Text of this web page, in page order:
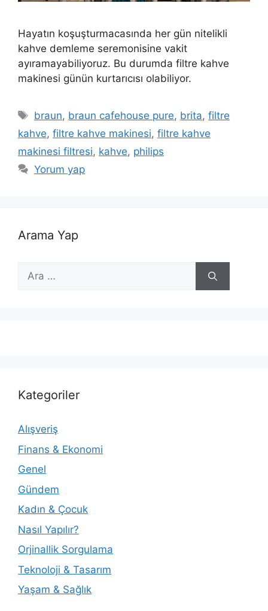
Hayatın koşuşturmacasında her gün nitelikli
kahve demleme seremonisine vakit
ayıramayabiliyoruz. Bu durumda filtre kahve
makinesi günün kurtarıcısı olabiliyor.
Etiketler
braun, braun cafehouse pure, brita,filtre
kahve, filtre kahve makinesi, filtre kahve
makinesi filtresi, kahve, philips
Yorum yap
Arama Yap
için
Kategoriler
Alışveriş
Finans & Ekonomi
Genel
Gündem
Kadın & Çocuk
Nasıl Yapılır?
Orjinallik Sorgulama
Teknoloji & Tasarım
Yaşam & Sağlık